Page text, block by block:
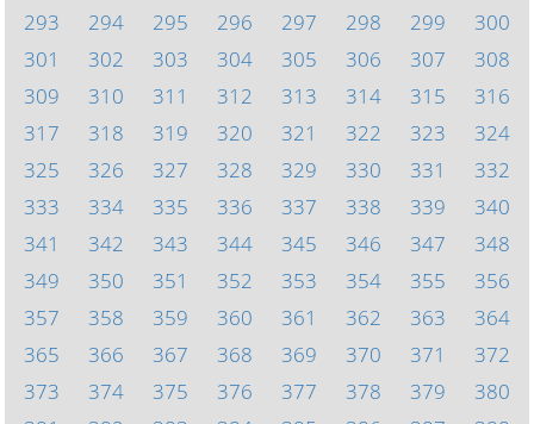
293
294 295 296 297 298 299
300
301
302 303 304 305 306 307
308
309
310 311 312 313 314 315
316
317
318 319 320 321 322 323
324
325
326 327 328 329 330 331
332
333
334 335 336 337 338 339
340
341
342 343 344 345 346 347
348
349
350 351 352 353 354 355
356
357
358 359 360 361 362 363
364
365
366 367 368 369 370 371
372
373
374 375 376 377 378 379
380